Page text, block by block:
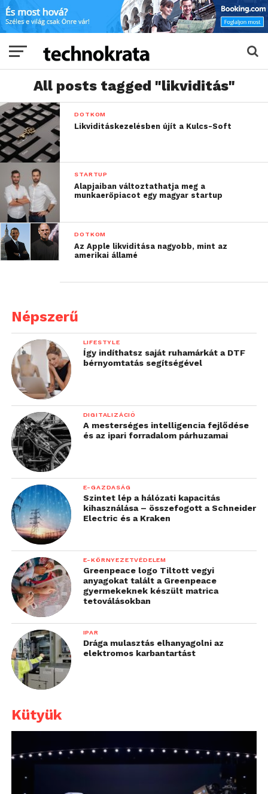
All posts tagged "likviditás"
DOTKOM
Likviditáskezelésben újít a Kulcs-Soft
STARTUP
Alapjaiban változtathatja meg a
munkaerőpiacot egy magyar startup
DOTKOM
Az Apple likviditása nagyobb, mint az
amerikai államé
Népszerű
LIFESTYLE
Így indíthatsz saját ruhamárkát a DTF
bérnyomtatás segítségével
DIGITALIZÁCIÓ
A mesterséges intelligencia fejlődése
és az ipari forradalom párhuzamai
E-GAZDASÁG
Szintet lép a hálózati kapacitás
kihasználása – összefogott a Schneider
Electric és a Kraken
E-KÖRNYEZETVÉDELEM
Greenpeace logo Tiltott vegyi
anyagokat talált a Greenpeace
gyermekeknek készült matrica
tetoválásokban
IPAR
Drága mulasztás elhanyagolni az
elektromos karbantartást
Kütyük